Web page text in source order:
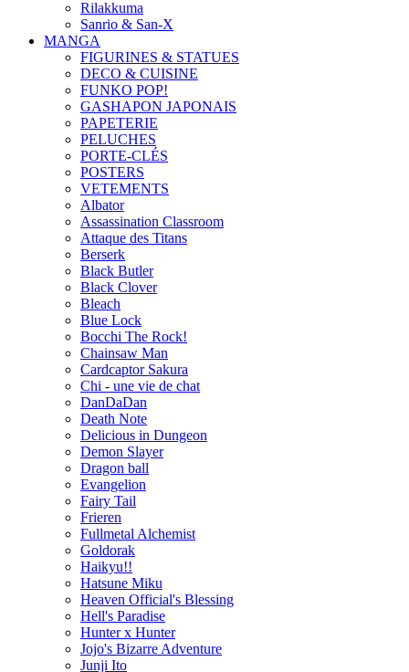
Rilakkuma
Sanrio & San-X
MANGA
FIGURINES & STATUES
DECO & CUISINE
FUNKO POP!
GASHAPON JAPONAIS
PAPETERIE
PELUCHES
PORTE-CLÉS
POSTERS
VETEMENTS
Albator
Assassination Classroom
Attaque des Titans
Berserk
Black Butler
Black Clover
Bleach
Blue Lock
Bocchi The Rock!
Chainsaw Man
Cardcaptor Sakura
Chi - une vie de chat
DanDaDan
Death Note
Delicious in Dungeon
Demon Slayer
Dragon ball
Evangelion
Fairy Tail
Frieren
Fullmetal Alchemist
Goldorak
Haikyu!!
Hatsune Miku
Heaven Official's Blessing
Hell's Paradise
Hunter x Hunter
Jojo's Bizarre Adventure
Junji Ito